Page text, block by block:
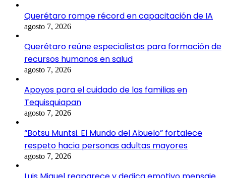
Querétaro rompe récord en capacitación de IA
agosto 7, 2026
Querétaro reúne especialistas para formación de
recursos humanos en salud
agosto 7, 2026
Apoyos para el cuidado de las familias en
Tequisquiapan
agosto 7, 2026
“Botsu Muntsi. El Mundo del Abuelo” fortalece
respeto hacia personas adultas mayores
agosto 7, 2026